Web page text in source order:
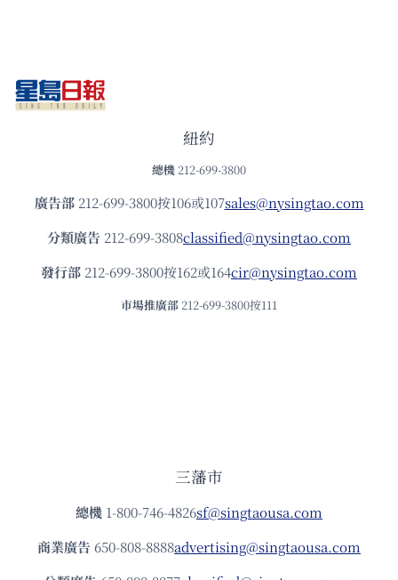
紐約
總機 212-699-3800
廣告部212-699-3800按106或107sales@nysingtao.com
分類廣告 212-699-3808classified@nysingtao.com
發⾏部 212-699-3800按162或164cir@nysingtao.com
市場推廣部 212-699-3800按111
三藩市
總機 1-800-746-4826sf@singtaousa.com
商業廣告 650-808-8888advertising@singtaousa.com